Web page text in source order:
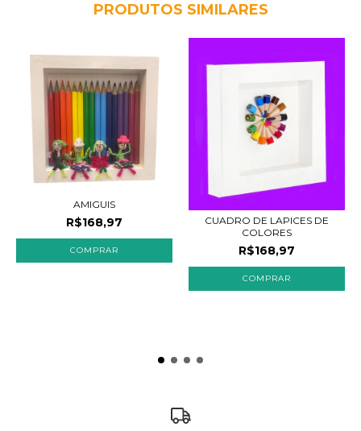
PRODUTOS SIMILARES
AMIGUIS
R$168,97
CUADRO DE LAPICES DE
COLORES
R$168,97